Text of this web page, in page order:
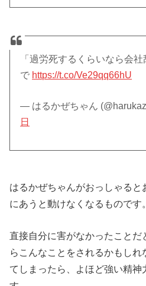
「過労死するくらいなら会
で https://t.co/Ve29qq66hU
— はるかぜちゃん
日
はるかぜちゃんがおっしゃると
にあうと動けなくなるものです。
直接自分に害がなかったことだ
らこんなことをされるかもしれ
てしまったら、よほど強い精